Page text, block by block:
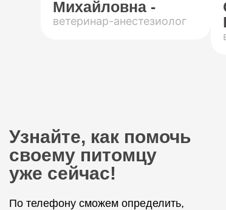
Михайловна -
ветеринар-анестезиолог
Узнайте, как помочь
своему питомцу
уже сейчас!
По телефону сможем определить,